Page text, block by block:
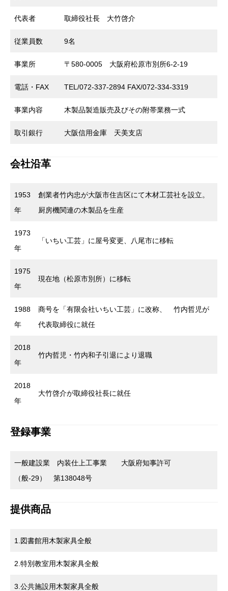
代表者 取締役社長 大竹啓介
従業員数 9名
事業所 〒580-0005 大阪府松原市別所6-2-19
電話・FAX TEL/072-337-2894 FAX/072-334-3319
事業内容 木製品製造販売及びその附帯業務一式
取引銀行 大阪信用金庫 天美支店
会社沿革
1953
年
創業者竹内忠が大阪市住吉区にて木材工芸社を設立。
厨房機関連の木製品を生産
1973
年
「いちい工芸」に屋号変更、八尾市に移転
1975
年
現在地（松原市別所）に移転
1988
年
商号を「有限会社いちい工芸」に改称、 竹内哲児が
代表取締役に就任
2018
年
竹内哲児・竹内和子引退により退職
2018
年
大竹啓介が取締役社長に就任
登録事業
一般建設業 内装仕上工事業 大阪府知事許可
（般-29） 第138048号
提供商品
1.図書館用木製家具全般
2.特別教室用木製家具全般
3.公共施設用木製家具全般